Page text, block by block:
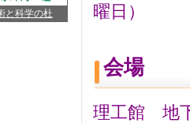
曜日）
会場
理工館 地
と科学の杜